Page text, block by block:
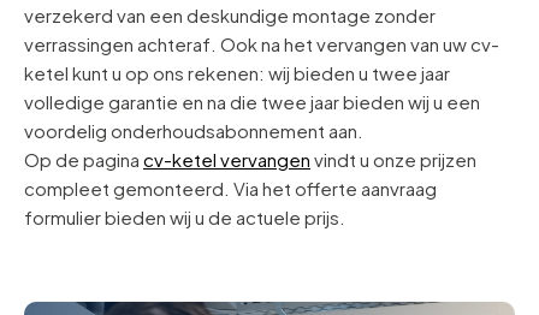
verzekerd van een deskundige montage zonder
verrassingen achteraf. Ook na het vervangen van uw cv-
ketel kunt u op ons rekenen: wij bieden u twee jaar
volledige garantie en na die twee jaar bieden wij u een
voordelig onderhoudsabonnement aan.
Op de pagina cv-ketel vervangen vindt u onze prijzen
compleet gemonteerd. Via het offerte aanvraag
formulier bieden wij u de actuele prijs.